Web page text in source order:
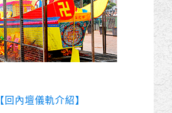
【回內壇儀軌介紹】